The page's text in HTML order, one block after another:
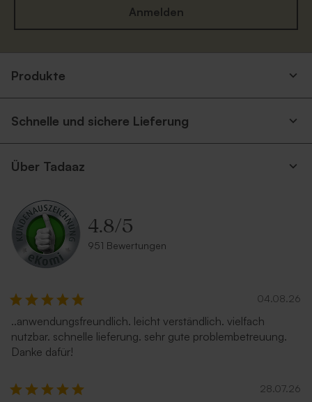
Silberner Umschlag
Umschlag aus Kraftpapier
Umschlag 'Zartrosa'
Anmelden
Produkte
Schnelle und sichere Lieferung
Über Tadaaz
4.8/5
951 Bewertungen
04.08.26
..anwendungsfreundlich. leicht verständlich. vielfach
nutzbar. schnelle lieferung. sehr gute problembetreuung.
Danke dafür!
28.07.26